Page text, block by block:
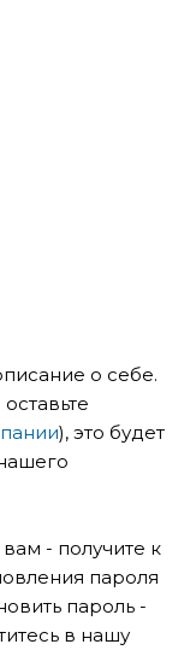
о себе.
), это будет
- получите к
пароля
пароль -
в нашу